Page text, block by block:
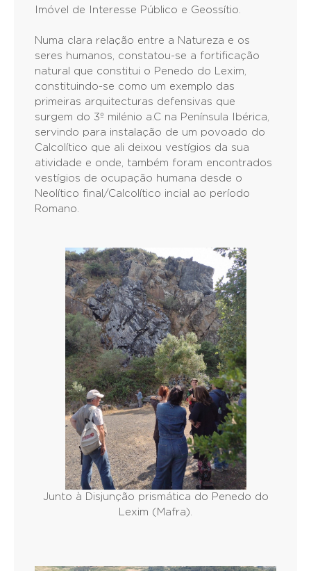
Imóvel de Interesse Público e Geossítio.
Numa clara relação entre a Natureza e os
seres humanos, constatou-se a fortificação
natural que constitui o Penedo do Lexim,
constituindo-se como um exemplo das
primeiras arquitecturas defensivas que
surgem do 3º milénio a.C na Península Ibérica,
servindo para instalação de um povoado do
Calcolítico que ali deixou vestígios da sua
atividade e onde, também foram encontrados
vestígios de ocupação humana desde o
Neolítico final/Calcolítico incial ao período
Romano.
Junto à Disjunção prismática do Penedo do
Lexim (Mafra).